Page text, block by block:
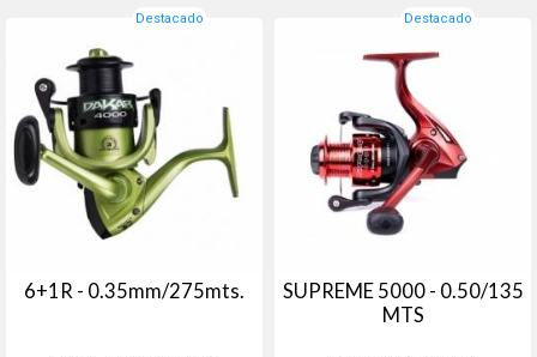
Destacado
6+1R - 0.35mm/275mts.
Destacado
SUPREME 5000 - 0.50/135
MTS